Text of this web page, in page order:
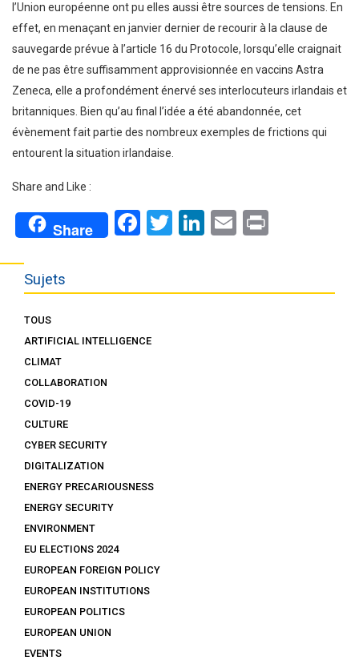
l’Union européenne ont pu elles aussi être sources de tensions. En
effet, en menaçant en janvier dernier de recourir à la clause de
sauvegarde prévue à l’article 16 du Protocole, lorsqu’elle craignait
de ne pas être suffisamment approvisionnée en vaccins Astra
Zeneca, elle a profondément énervé ses interlocuteurs irlandais et
britanniques. Bien qu’au final l’idée a été abandonnée, cet
évènement fait partie des nombreux exemples de frictions qui
entourent la situation irlandaise.
Share and Like :
Share Facebook
Twitter
LinkedIn
Email
Sujets
TOUS
ARTIFICIAL INTELLIGENCE
CLIMAT
COLLABORATION
COVID-19
CULTURE
CYBER SECURITY
DIGITALIZATION
ENERGY PRECARIOUSNESS
ENERGY SECURITY
ENVIRONMENT
EU ELECTIONS 2024
EUROPEAN FOREIGN POLICY
EUROPEAN INSTITUTIONS
EUROPEAN POLITICS
EUROPEAN UNION
EVENTS